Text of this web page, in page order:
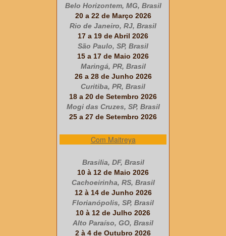
Belo Horizontem, MG, Brasil
20 a 22 de Março 2026
Rio de Janeiro, RJ, Brasil
17 a 19 de Abril 2026
São Paulo, SP, Brasil
15 a 17 de Maio 2026
Maringá, PR, Brasil
26 a 28 de Junho 2026
Curitiba, PR, Brasil
18 a 20 de Setembro 2026
Mogi das Cruzes, SP, Brasil
25 a 27 de Setembro 2026
Com Maitreya
Brasilia, DF, Brasil
10 à 12 de Maio 2026
Cachoeirinha, RS, Brasil
12 à 14 de Junho 2026
Florianópolis, SP, Brasil
10 à 12 de Julho 2026
Alto Paraíso, GO, Brasil
2 à 4 de Outubro 2026